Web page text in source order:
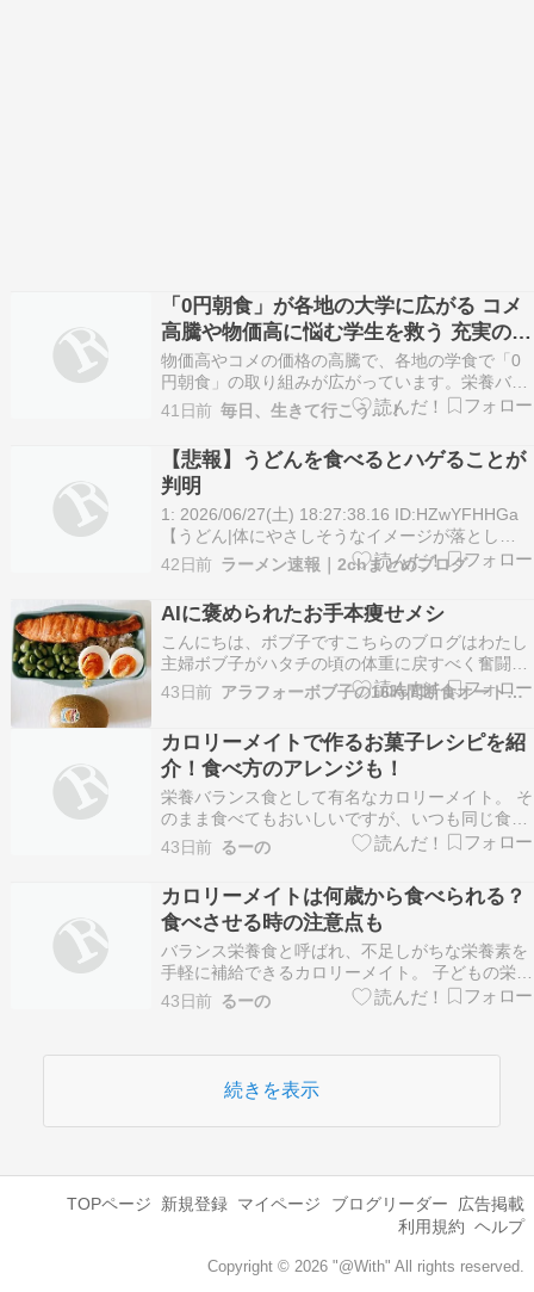
「0円朝食」が各地の大学に広がる コメ
高騰や物価高に悩む学生を救う 充実の和
朝食やタコライスも無料に
物価高やコメの価格の高騰で、各地の学食で「0
円朝食」の取り組みが広がっています。栄養バラ
ンスが考えられ、食べ応えもありそうなメニュー
が並ぶ背景には、朝食をしっかり食べて充実した
学生生活につなげてほしいという思いがありま
す。（withnews編集部・山野拓郎）【画像】これ
が0円で食…
41日前 毎日、生きて行こう…！
【悲報】うどんを食べるとハゲることが
判明
1: 2026/06/27(土) 18:27:38.16 ID:HZwYFHHGa
【うどん|体にやさしそうなイメージが落とし
穴！】 さっぱりとしたつゆで食べるうどんはヘル
シーなイメージがありますが、実は髪の毛にとっ
てはリスクの大きいメニューです。これは、うど
んが精製した小麦を…
42日前 ラーメン速報｜2chまとめブログ
AIに褒められたお手本痩せメシ
こんにちは、ボブ子ですこちらのブログはわたし
主婦ボブ子がハタチの頃の体重に戻すべく奮闘す
るダイエットブログです。16時間ダイエットとフ
ァスティングの組み合わせでダイエットに成功現
在はめでたく2年かけて12キロ痩せて維持期に突
入似たような体質の母が2年で20キロ痩せたダイ
エットを…
43日前 アラフォーボブ子の16時間断食オートファジーダイエット
カロリーメイトで作るお菓子レシピを紹
介！食べ方のアレンジも！
栄養バランス食として有名なカロリーメイト。 そ
のまま食べてもおいしいですが、いつも同じ食べ
方だとちょっと飽きちゃうことも…。 そんなとき
におすすめなのが、カロリーメイトで作るお菓
子！ カロリーメイトを使うことで、いつものお菓
子が栄養バランスの整ったお菓子に変身するんで
す^^ 今回…
43日前 るーの
カロリーメイトは何歳から食べられる？
食べさせる時の注意点も
バランス栄養食と呼ばれ、不足しがちな栄養素を
手軽に補給できるカロリーメイト。 子どもの栄養
バランスを整えるのにカロリーメイトが良さそう
だけど、気になるのはカロリーメイトは何歳から
イトを販売している大塚製薬に問い合わせたとこ
ろ、『カロリ…
43日前 るーの
続きを表示
TOPページ 新規登録 マイページ ブログリーダー
広告掲載
利用規約 ヘルプ
Copyright © 2026 "@With" All rights reserved.